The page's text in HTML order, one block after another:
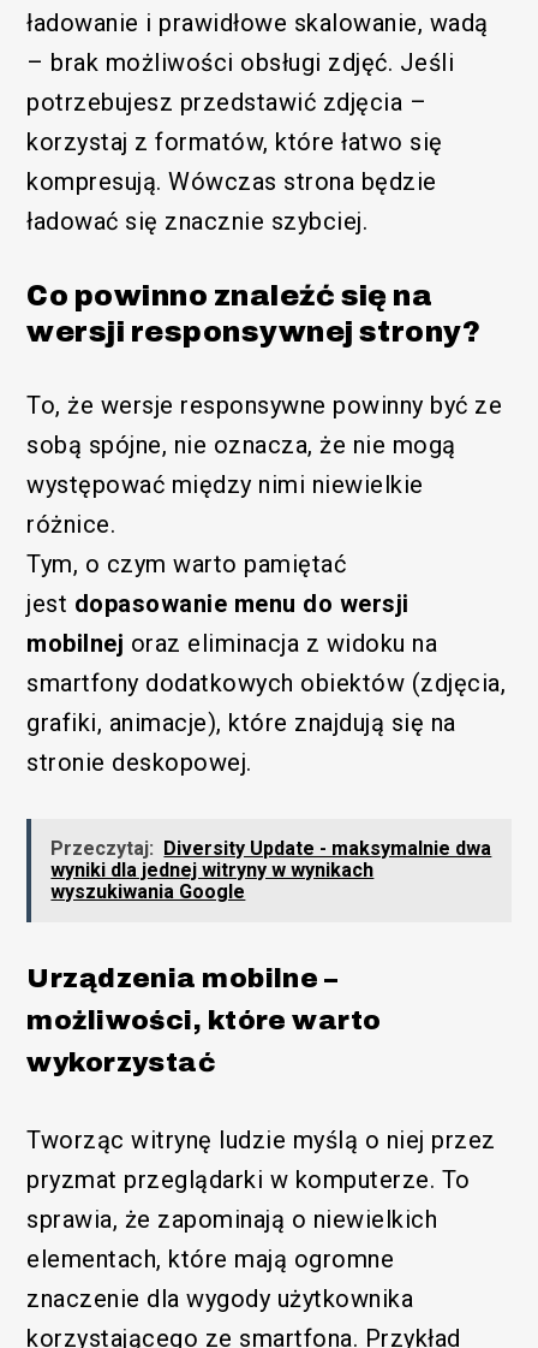
ładowanie i prawidłowe skalowanie, wadą
– brak możliwości obsługi zdjęć. Jeśli
potrzebujesz przedstawić zdjęcia –
korzystaj z formatów, które łatwo się
kompresują. Wówczas strona będzie
ładować się znacznie szybciej.
Co powinno znaleźć się na
wersji responsywnej strony?
To, że wersje responsywne powinny być ze
sobą spójne, nie oznacza, że nie mogą
występować między nimi niewielkie
różnice.
Tym, o czym warto pamiętać
jest dopasowanie menu do wersji
mobilnej oraz eliminacja z widoku na
smartfony dodatkowych obiektów (zdjęcia,
grafiki, animacje), które znajdują się na
stronie deskopowej.
Przeczytaj: Diversity Update - maksymalnie dwa
wyniki dla jednej witryny w wynikach
wyszukiwania Google
Urządzenia mobilne –
możliwości, które warto
wykorzystać
Tworząc witrynę ludzie myślą o niej przez
pryzmat przeglądarki w komputerze. To
sprawia, że zapominają o niewielkich
elementach, które mają ogromne
znaczenie dla wygody użytkownika
korzystającego ze smartfona. Przykład